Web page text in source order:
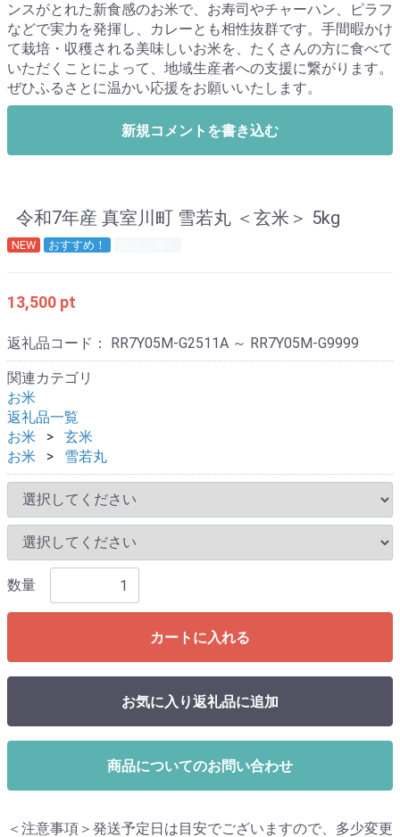
ンスがとれた新食感のお米で、お寿司やチャーハン、ピラフ
などで実力を発揮し、カレーとも相性抜群です。手間暇かけ
て栽培・収穫される美味しいお米を、たくさんの方に食べて
いただくことによって、地域生産者への支援に繋がります。
ぜひふるさとに温かい応援をお願いいたします。
新規コメントを書き込む
令和7年産 真室川町 雪若丸 ＜玄米＞ 5kg
NEW おすすめ！
13,500 pt
返礼品コード： RR7Y05M-G2511A ～ RR7Y05M-G9999
関連カテゴリ
お米
返礼品一覧
お米
玄米
お米
雪若丸
数量
カートに入れる
お気に入り返礼品に追加
商品についてのお問い合わせ
＜注意事項＞発送予定日は目安でございますので、多少変更